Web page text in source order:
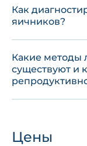
Как
яичников?
Какие методы
существуют и
Цены